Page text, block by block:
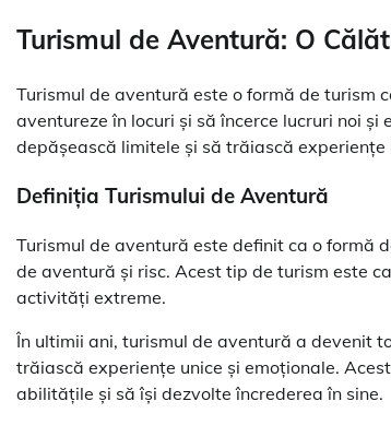
Turismul de Aventură: O
Turismul de aventură este o formă de turism
aventureze în locuri și să încerce lucruri noi
depășească limitele și să trăiască experiențe
Definiția Turismului de Aventură
Turismul de aventură este definit ca o formă
de aventură și risc. Acest tip de turism este
activități extreme.
În ultimii ani, turismul de aventură a devenit
trăiască experiențe unice și emoționale.
abilitățile și să își dezvolte încrederea în sine.